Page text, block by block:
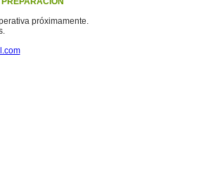
próximamente.